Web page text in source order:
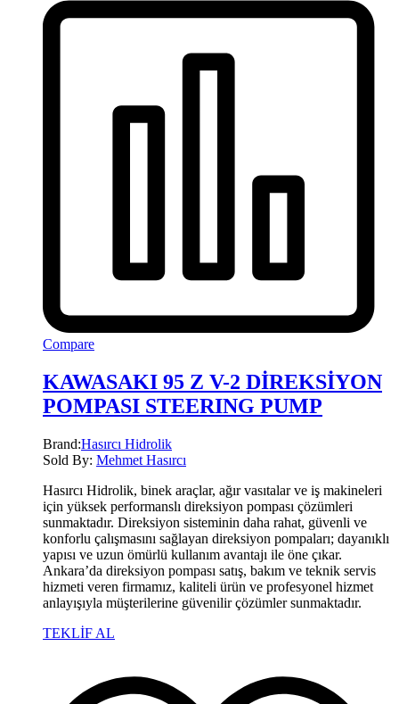
Compare
KAWASAKI 95 Z V-2 DİREKSİYON
POMPASI STEERING PUMP
Brand:Hasırcı Hidrolik
Sold By: Mehmet Hasırcı
Hasırcı Hidrolik, binek araçlar, ağır vasıtalar ve iş makineleri
için yüksek performanslı direksiyon pompası çözümleri
sunmaktadır. Direksiyon sisteminin daha rahat, güvenli ve
konforlu çalışmasını sağlayan direksiyon pompaları; dayanıklı
yapısı ve uzun ömürlü kullanım avantajı ile öne çıkar.
Ankara’da direksiyon pompası satış, bakım ve teknik servis
hizmeti veren firmamız, kaliteli ürün ve profesyonel hizmet
anlayışıyla müşterilerine güvenilir çözümler sunmaktadır.
TEKLİF AL